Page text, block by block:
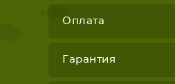
Оплата
Гарантия